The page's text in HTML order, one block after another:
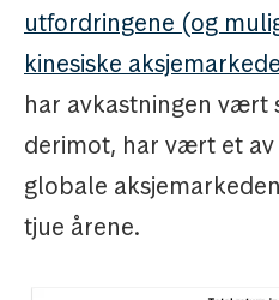
utfordringene (og
kinesiske
har avkastningen vært
derimot, har vært et
globale
tjue årene.